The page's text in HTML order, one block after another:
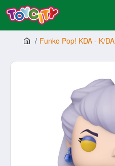
Funko Pop! KDA - K/